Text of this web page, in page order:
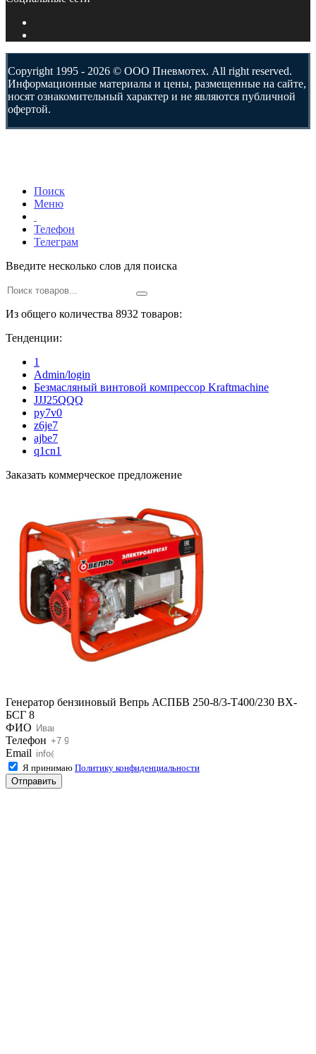
Copyright 1995 - 2026 © ООО Пневмотех. All right reserved.
Информационные материалы и цены, размещенные на сайте,
носят ознакомительный характер и не являются публичной
офертой.
Поиск
Меню
Телефон
Телеграм
Введите несколько слов для поиска
Из общего количества 8932 товаров:
Тенденции:
1
Admin/login
Безмасляный винтовой компрессор Kraftmaсhine
JJJ25QQQ
py7v0
z6je7
ajbe7
q1cn1
Заказать коммерческое предложение
Генератор бензиновый Вепрь АСПБВ 250-8/3-Т400/230 ВХ-
БСГ 8
ФИО
Телефон
Email
Я принимаю Политику конфиденциальности
Отправить